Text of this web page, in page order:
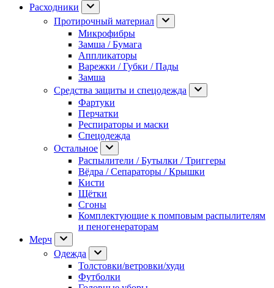
Расходники
Протирочный материал
Микрофибры
Замша / Бумага
Аппликаторы
Варежки / Губки / Пады
Замша
Средства защиты и спецодежда
Фартуки
Перчатки
Респираторы и маски
Спецодежда
Остальное
Распылители / Бутылки / Триггеры
Вёдра / Сепараторы / Крышки
Кисти
Щётки
Сгоны
Комплектующие к помповым распылителям
и пеногенераторам
Мерч
Одежда
Толстовки/ветровки/худи
Футболки